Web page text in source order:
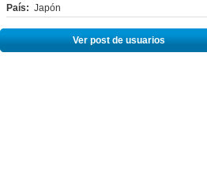
País: Japón
Ver post de usuarios